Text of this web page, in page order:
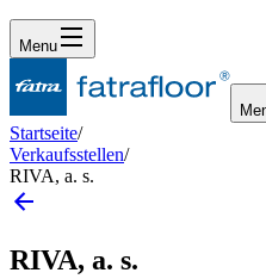
Menu
Startseite/
Verkaufsstellen/
RIVA, a. s.
RIVA, a. s.